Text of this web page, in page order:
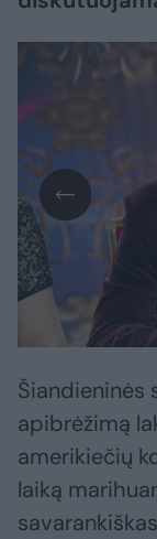
Šiandieninės
apibrėžimą
amerikiečių
laiką